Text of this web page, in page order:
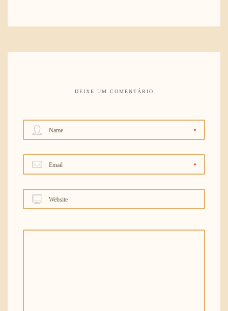
DEIXE UM COMENTÁRIO
Name
Email
Website